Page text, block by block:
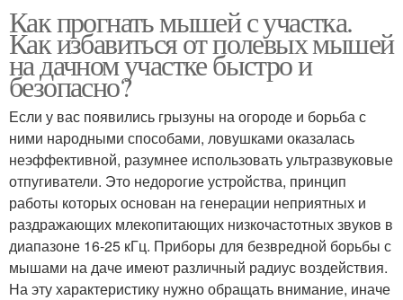
Как прогнать мышей с участка.
Как избавиться от полевых мышей
на дачном участке быстро и
безопасно?
Если у вас появились грызуны на огороде и борьба с
ними народными способами, ловушками оказалась
неэффективной, разумнее использовать ультразвуковые
отпугиватели. Это недорогие устройства, принцип
работы которых основан на генерации неприятных и
раздражающих млекопитающих низкочастотных звуков в
диапазоне 16-25 кГц. Приборы для безвредной борьбы с
мышами на даче имеют различный радиус воздействия.
На эту характеристику нужно обращать внимание, иначе